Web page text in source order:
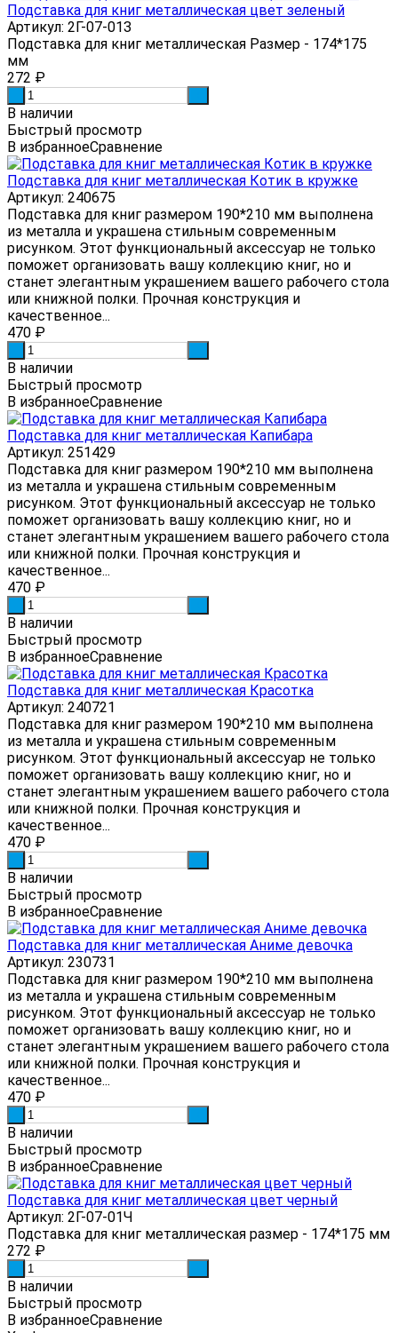
Подставка для книг металлическая цвет зеленый
Артикул: 2Г-07-01З
Подставка для книг металлическая Размер - 174*175
мм
272 ₽
В наличии
Быстрый просмотр
В избранноеСравнение
Подставка для книг металлическая Котик в кружке
Артикул: 240675
Подставка для книг размером 190*210 мм выполнена
из металла и украшена стильным современным
рисунком. Этот функциональный аксессуар не только
поможет организовать вашу коллекцию книг, но и
станет элегантным украшением вашего рабочего стола
или книжной полки. Прочная конструкция и
качественное...
470 ₽
В наличии
Быстрый просмотр
В избранноеСравнение
Подставка для книг металлическая Капибара
Артикул: 251429
Подставка для книг размером 190*210 мм выполнена
из металла и украшена стильным современным
рисунком. Этот функциональный аксессуар не только
поможет организовать вашу коллекцию книг, но и
станет элегантным украшением вашего рабочего стола
или книжной полки. Прочная конструкция и
качественное...
470 ₽
В наличии
Быстрый просмотр
В избранноеСравнение
Подставка для книг металлическая Красотка
Артикул: 240721
Подставка для книг размером 190*210 мм выполнена
из металла и украшена стильным современным
рисунком. Этот функциональный аксессуар не только
поможет организовать вашу коллекцию книг, но и
станет элегантным украшением вашего рабочего стола
или книжной полки. Прочная конструкция и
качественное...
470 ₽
В наличии
Быстрый просмотр
В избранноеСравнение
Подставка для книг металлическая Аниме девочка
Артикул: 230731
Подставка для книг размером 190*210 мм выполнена
из металла и украшена стильным современным
рисунком. Этот функциональный аксессуар не только
поможет организовать вашу коллекцию книг, но и
станет элегантным украшением вашего рабочего стола
или книжной полки. Прочная конструкция и
качественное...
470 ₽
В наличии
Быстрый просмотр
В избранноеСравнение
Подставка для книг металлическая цвет черный
Артикул: 2Г-07-01Ч
Подставка для книг металлическая размер - 174*175 мм
272 ₽
В наличии
Быстрый просмотр
В избранноеСравнение